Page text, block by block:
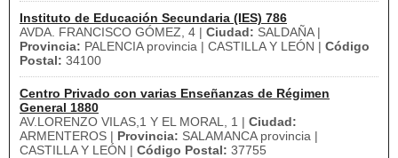
Instituto de Educación Secundaria (IES) 786
AVDA. FRANCISCO GÓMEZ, 4 | Ciudad: SALDAÑA |
Provincia: PALENCIA provincia | CASTILLA Y LEÓN | Código
Postal: 34100
Centro Privado con varias Enseñanzas de Régimen
General 1880
AV.LORENZO VILAS,1 Y EL MORAL, 1 | Ciudad:
ARMENTEROS | Provincia: SALAMANCA provincia |
CASTILLA Y LEÓN | Código Postal: 37755